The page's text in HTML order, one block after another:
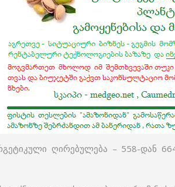
ღირებულება – 558-დან